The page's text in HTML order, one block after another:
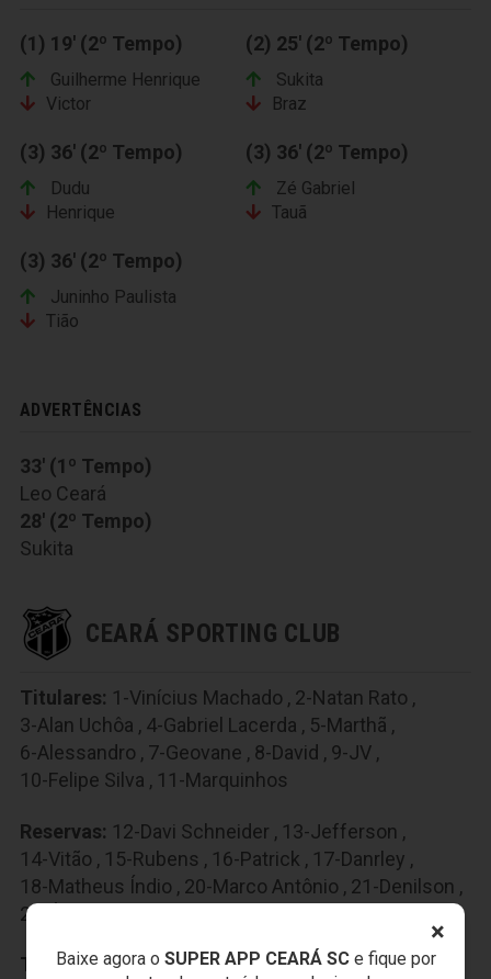
×
Baixe agora o SUPER APP CEARÁ SCe fique por
(1) 19' (2º Tempo)
Guilherme Henrique
Victor
(2) 25' (2º Tempo)
Sukita
Braz
(3) 36' (2º Tempo)
Dudu
Henrique
(3) 36' (2º Tempo)
Zé Gabriel
Tauã
(3) 36' (2º Tempo)
Juninho Paulista
Tião
ADVERTÊNCIAS
33' (1º Tempo)
Leo Ceará
28' (2º Tempo)
Sukita
CEARÁ SPORTING CLUB
Titulares: 1-Vinícius Machado , 2-Natan Rato ,
3-Alan Uchôa , 4-Gabriel Lacerda , 5-Marthã ,
6-Alessandro , 7-Geovane , 8-David , 9-JV ,
10-Felipe Silva , 11-Marquinhos
Reservas: 12-Davi Schneider , 13-Jefferson ,
14-Vitão , 15-Rubens , 16-Patrick , 17-Danrley ,
18-Matheus Índio , 20-Marco Antônio , 21-Denilson ,
22-Átila
Técnico: Daniel Azambuja